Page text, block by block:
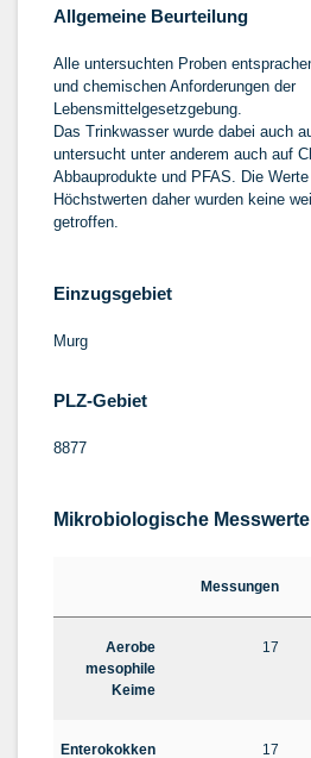
Allgemeine Beurteilung
Alle untersuchten Proben
und chemischen Anforderungen der
Lebensmittelgesetzgebung.
Das Trinkwasser wurde dabei auch
untersucht unter anderem auch auf
Abbauprodukte und PFAS. Die
Höchstwerten daher wurden keine
getroffen.
Einzugsgebiet
Murg
PLZ-Gebiet
8877
Mikrobiologische Messwerte
Messungen
Aerobe
mesophile
Keime
17
Enterokokken 17